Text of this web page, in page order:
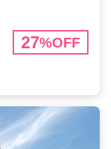
27%OFF